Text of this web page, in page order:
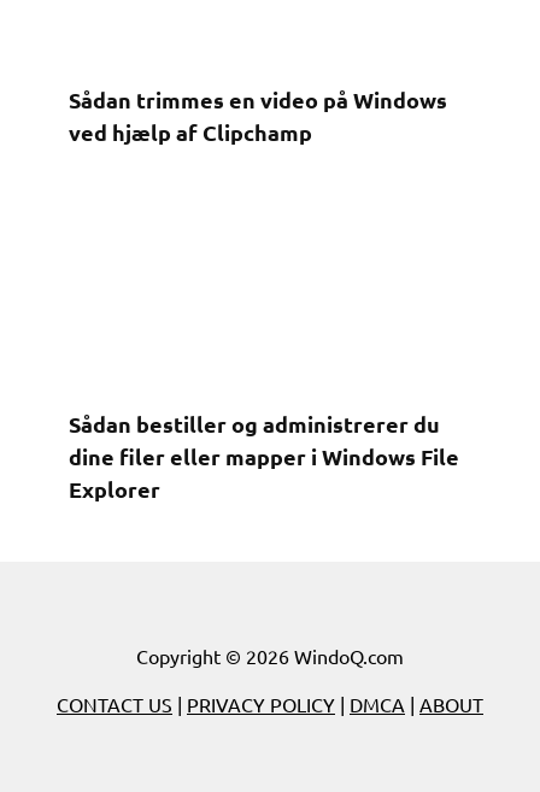
Sådan trimmes en video på Windows
ved hjælp af Clipchamp
Sådan bestiller og administrerer du
dine filer eller mapper i Windows File
Explorer
Copyright © 2026 WindoQ.com
CONTACT US | PRIVACY POLICY | DMCA | ABOUT